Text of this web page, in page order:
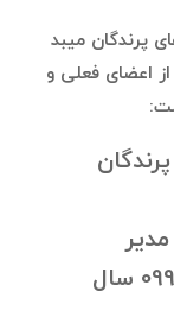
پرندگان میبد
از اعضای فعلی و
گروه دهقانی شماره 09905124911 سال